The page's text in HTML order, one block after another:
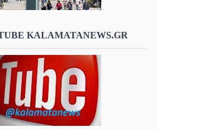
KALAMATANEWS.GR